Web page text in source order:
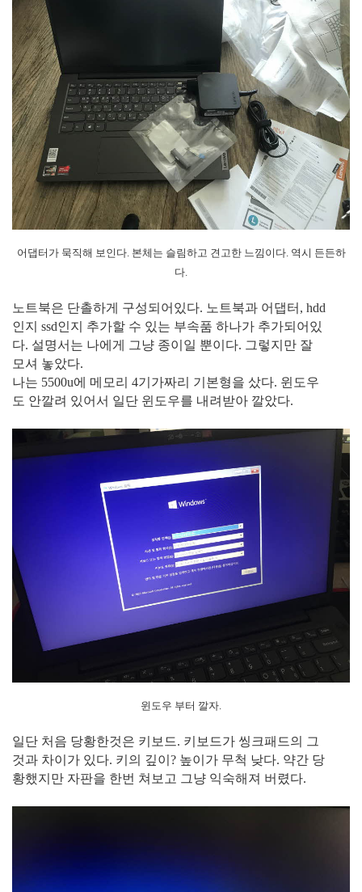
어댑터가 묵직해 보인다. 본체는 슬림하고 견고한 느낌이다. 역시 든든하
다.
노트북은 단촐하게 구성되어있다. 노트북과 어댑터, hdd
인지 ssd인지 추가할 수 있는 부속품 하나가 추가되어있
다. 설명서는 나에게 그냥 종이일 뿐이다. 그렇지만 잘
모셔 놓았다.
나는 5500u에 메모리 4기가짜리 기본형을 샀다. 윈도우
도 안깔려 있어서 일단 윈도우를 내려받아 깔았다.
윈도우 부터 깔자.
일단 처음 당황한것은 키보드. 키보드가 씽크패드의 그
것과 차이가 있다. 키의 깊이? 높이가 무척 낮다. 약간 당
황했지만 자판을 한번 쳐보고 그냥 익숙해져 버렸다.